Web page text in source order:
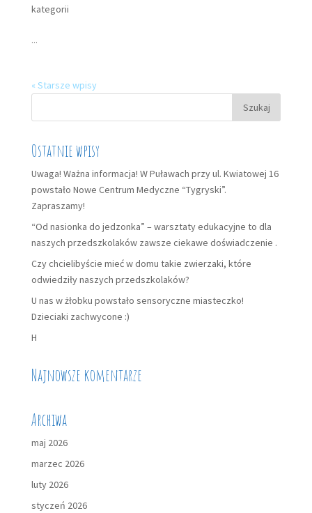
kategorii
...
« Starsze wpisy
Szukaj:
Ostatnie wpisy
Uwaga! Ważna informacja! W Puławach przy ul. Kwiatowej 16
powstało Nowe Centrum Medyczne “Tygryski”.
Zapraszamy!
“Od nasionka do jedzonka” – warsztaty edukacyjne to dla
naszych przedszkolaków zawsze ciekawe doświadczenie .
Czy chcielibyście mieć w domu takie zwierzaki, które
odwiedziły naszych przedszkolaków?
U nas w żłobku powstało sensoryczne miasteczko!
Dzieciaki zachwycone :)
H
Najnowsze komentarze
Archiwa
maj 2026
marzec 2026
luty 2026
styczeń 2026